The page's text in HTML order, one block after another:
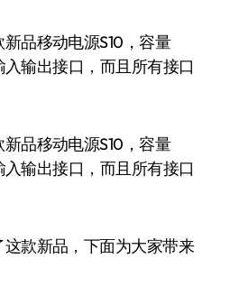
品移动电源S10，容量
输出接口，而且所有接口
品移动电源S10，容量
输出接口，而且所有接口
款新品，下面为大家带来